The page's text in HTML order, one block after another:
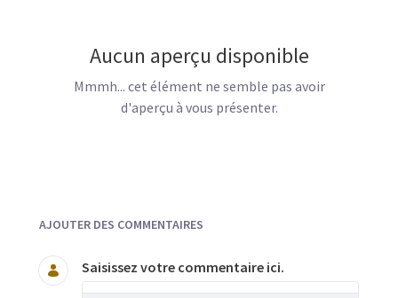
Aucun aperçu disponible
Mmmh... cet élément ne semble pas avoir
d'aperçu à vous présenter.
AJOUTER DES COMMENTAIRES
Saisissez votre commentaire ici.